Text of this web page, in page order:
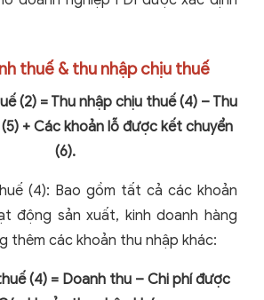
thuế & thu nhập chịu thuế
(2) = Thu nhập chịu thuế (4) – Thu
+ Các khoản lỗ được kết chuyển
(6).
(4): Bao gồm tất cả các khoản
động sản xuất, kinh doanh hàng
thêm các khoản thu nhập khác:
(4) = Doanh thu – Chi phí được